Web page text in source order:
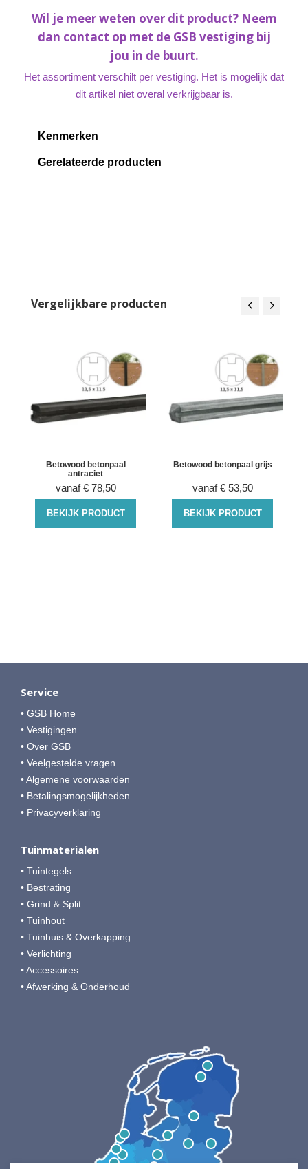
Wil je meer weten over dit product? Neem
dan contact op met de GSB vestiging bij
jou in de buurt.
Het assortiment verschilt per vestiging. Het is mogelijk dat
dit artikel niet overal verkrijgbaar is.
Kenmerken
Gerelateerde producten
Vergelijkbare producten
Betowood betonpaal
antraciet
vanaf € 78,50
BEKIJK PRODUCT
Betowood betonpaal grijs
vanaf € 53,50
BEKIJK PRODUCT
Service
• GSB Home
• Vestigingen
• Over GSB
• Veelgestelde vragen
• Algemene voorwaarden
• Betalingsmogelijkheden
• Privacyverklaring
Tuinmaterialen
• Tuintegels
• Bestrating
• Grind & Split
• Tuinhout
• Tuinhuis & Overkapping
• Verlichting
• Accessoires
• Afwerking & Onderhoud